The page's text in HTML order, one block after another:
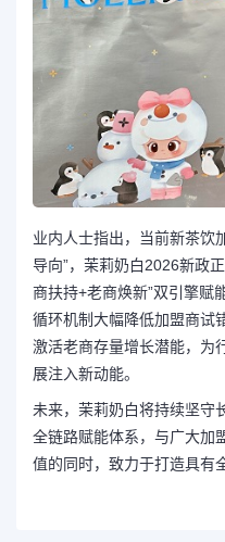
业内人士指出，当前新茶饮
导向”，茉莉奶白2026新政
商扶持+老商焕新”双引擎赋
循环机制大幅降低加盟商试
激活老商存量增长潜能，为
展注入新动能。
未来，茉莉奶白将持续坚守
全链路赋能体系，与广大加
值的同时，致力于打造具有